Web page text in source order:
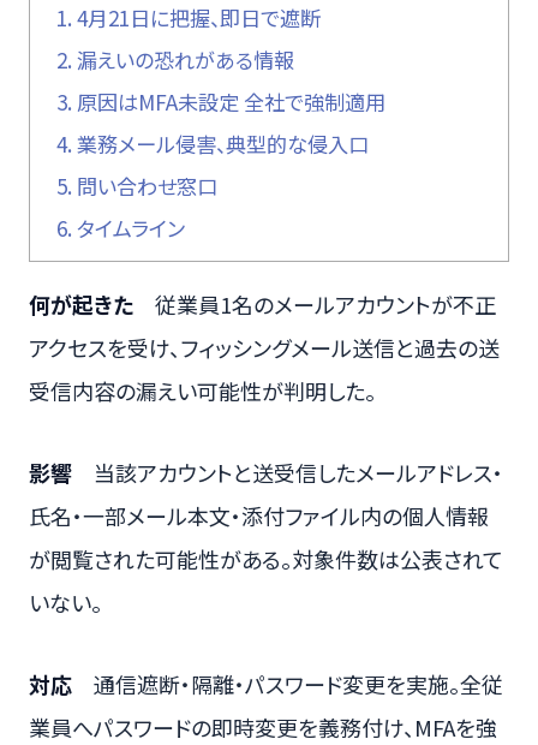
1. 4月21日に把握、即日で遮断
2. 漏えいの恐れがある情報
3. 原因はMFA未設定 全社で強制適用
4. 業務メール侵害、典型的な侵入口
5. 問い合わせ窓口
6. タイムライン
何が起きた 従業員1名のメールアカウントが不正
アクセスを受け、フィッシングメール送信と過去の送
受信内容の漏えい可能性が判明した。
影響 当該アカウントと送受信したメールアドレス・
氏名・一部メール本文・添付ファイル内の個人情報
が閲覧された可能性がある。対象件数は公表されて
いない。
対応 通信遮断・隔離・パスワード変更を実施。全従
業員へパスワードの即時変更を義務付け、MFAを強